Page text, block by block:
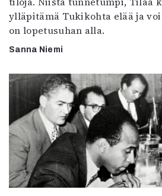
ylläpitämä Tukikohta elää ja
on lopetusuhan alla.
Sanna Niemi